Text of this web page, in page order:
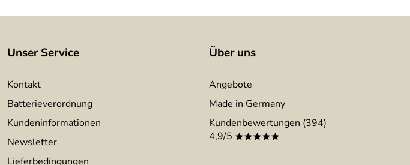
Unser Service
Kontakt
Batterieverordnung
Kundeninformationen
Newsletter
Lieferbedingungen
Über uns
Angebote
Made in Germany
Kundenbewertungen (394)
4,9/5 *****